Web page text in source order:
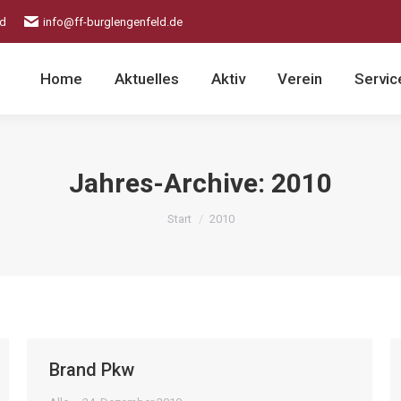
info@ff-burglengenfeld.de
Home Aktuelles Aktiv Verein
Jahres-Archive: 2010
Sie befinden sich hier:
Start 2010
Brand Pkw